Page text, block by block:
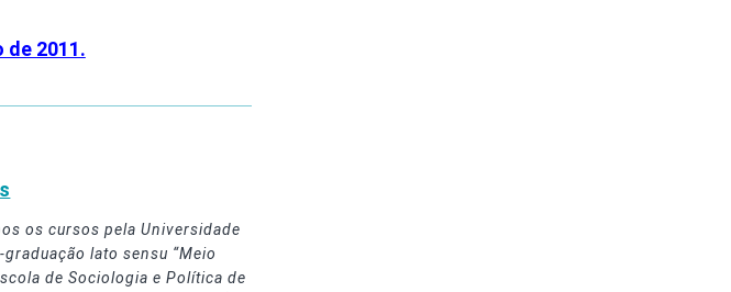
de 2011.
os cursos pela Universidade
lato sensu “Meio
de Sociologia e Política de